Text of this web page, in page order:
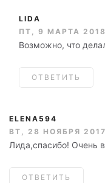
LIDA
ПТ, 9 МАРТА
Возможно, что
ОТВЕТИТЬ
ELENA594
ВТ, 28 НОЯБРЯ
Лида,спасибо! Очень
ОТВЕТИТЬ